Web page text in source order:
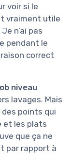
voir si le
vraiment utile
n’ai pas
pendant le
correct
niveau
lavages. Mais
points qui
et les plats
que ça ne
par rapport à